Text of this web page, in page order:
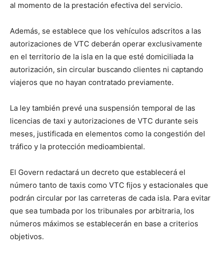
al momento de la prestación efectiva del servicio.
Además, se establece que los vehículos adscritos a las
autorizaciones de VTC deberán operar exclusivamente
en el territorio de la isla en la que esté domiciliada la
autorización, sin circular buscando clientes ni captando
viajeros que no hayan contratado previamente.
La ley también prevé una suspensión temporal de las
licencias de taxi y autorizaciones de VTC durante seis
meses, justificada en elementos como la congestión del
tráfico y la protección medioambiental.
El Govern redactará un decreto que establecerá el
número tanto de taxis como VTC fijos y estacionales que
podrán circular por las carreteras de cada isla. Para evitar
que sea tumbada por los tribunales por arbitraria, los
números máximos se establecerán en base a criterios
objetivos.